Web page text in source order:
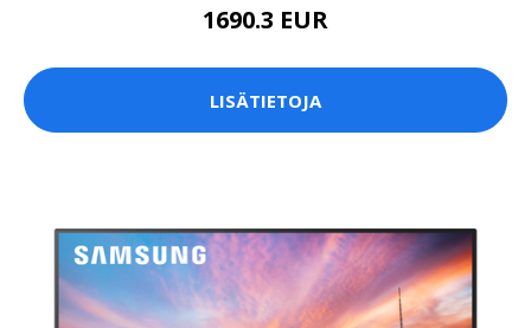
1690.3 EUR
LISÄTIETOJA